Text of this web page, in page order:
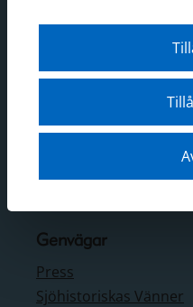
Om webbplatsen
Behandling av
Genvägar
Press
Sjöhistoriskas Vänner